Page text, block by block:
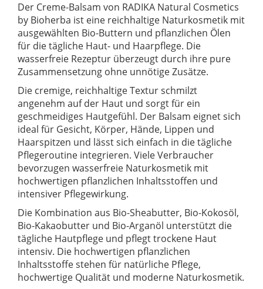
Der Creme-Balsam von RADIKA Natural Cosmetics
by Bioherba ist eine reichhaltige Naturkosmetik mit
ausgewählten Bio-Buttern und pflanzlichen Ölen
für die tägliche Haut- und Haarpflege. Die
wasserfreie Rezeptur überzeugt durch ihre pure
Zusammensetzung ohne unnötige Zusätze.
Die cremige, reichhaltige Textur schmilzt
angenehm auf der Haut und sorgt für ein
geschmeidiges Hautgefühl. Der Balsam eignet sich
ideal für Gesicht, Körper, Hände, Lippen und
Haarspitzen und lässt sich einfach in die tägliche
Pflegeroutine integrieren. Viele Verbraucher
bevorzugen wasserfreie Naturkosmetik mit
hochwertigen pflanzlichen Inhaltsstoffen und
intensiver Pflegewirkung.
Die Kombination aus Bio-Sheabutter, Bio-Kokosöl,
Bio-Kakaobutter und Bio-Arganöl unterstützt die
tägliche Hautpflege und pflegt trockene Haut
intensiv. Die hochwertigen pflanzlichen
Inhaltsstoffe stehen für natürliche Pflege,
hochwertige Qualität und moderne Naturkosmetik.